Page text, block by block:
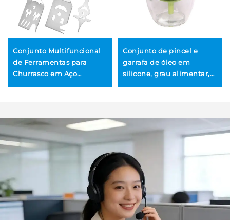
Conjunto Multifuncional
de Ferramentas para
Churrasco em Aço
ao Ar Livre
Conjunto de pincel e
garrafa de óleo em
silicone, grau alimentar,
em churrascos e na
cozinha